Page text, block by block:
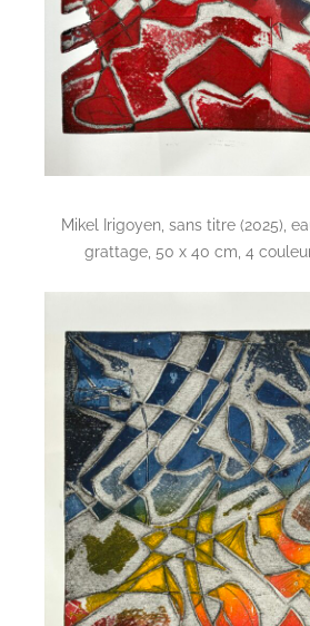
Mikel Irigoyen, sans titre (2025),
grattage, 50 x 40 cm, 4